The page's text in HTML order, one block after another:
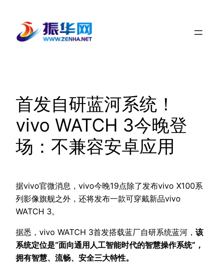
首发自研蓝河系统！
vivo WATCH 3今晚登
场：不兼容安卓应用
据vivo官微消息，vivo今晚19点除了发布vivo X100系
列影像旗舰之外，还将发布一款可穿戴新品vivo
WATCH 3。
据悉，vivo WATCH 3首发搭载蓝厂自研系统蓝河， 该
系统定位是“面向通用人工智能时代的智慧操作系统”，
拥有智慧、流畅、安全三大特性。